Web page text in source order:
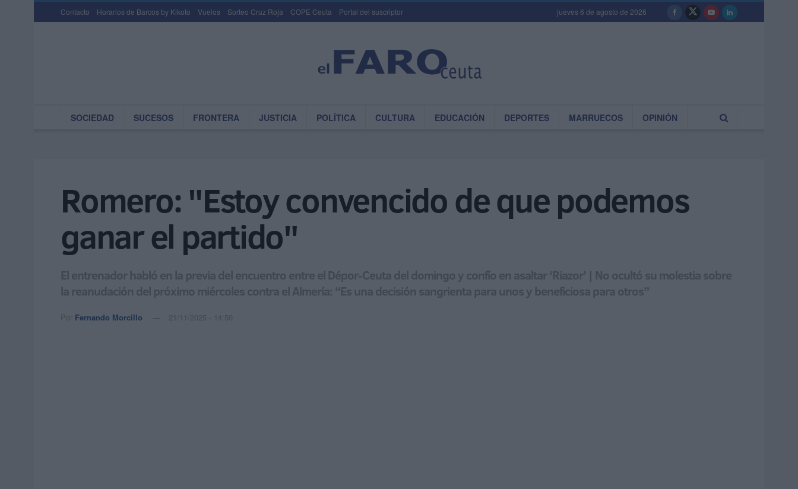
Contacto Horarios de Barcos by Kikoto Vuelos Sorteo Cruz Roja COPE Ceuta Portal del suscriptor jueves 6 de agosto de 2026
SOCIEDAD SUCESOS FRONTERA JUSTICIA POLÍTICA CULTURA EDUCACIÓN DEPORTES MARRUECOS OPINIÓN
Romero: "Estoy convencido de que podemos
ganar el partido"
El entrenador habló en la previa del encuentro entre el Dépor-Ceuta del domingo y confío en asaltar ‘Riazor’ | No ocultó su molestia sobre
la reanudación del próximo miércoles contra el Almería: “Es una decisión sangrienta para unos y beneficiosa para otros”
Por Fernando Morcillo 21/11/2025 - 14:50